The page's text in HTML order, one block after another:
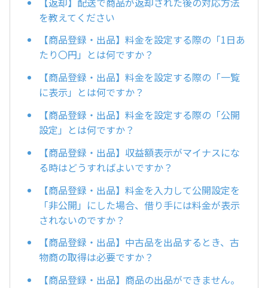
を教えてください
【商品登録・出品】料金を設定する際の「1日あ
たり〇円」とは何ですか？
【商品登録・出品】料金を設定する際の「一覧
に表示」とは何ですか？
【商品登録・出品】料金を設定する際の「公開
設定」とは何ですか？
【商品登録・出品】収益額表示がマイナスにな
る時はどうすればよいですか？
【商品登録・出品】料金を入力して公開設定を
「非公開」にした場合、借り手には料金が表示
されないのですか？
【商品登録・出品】中古品を出品するとき、古
物商の取得は必要ですか？
【商品登録・出品】商品の出品ができません。